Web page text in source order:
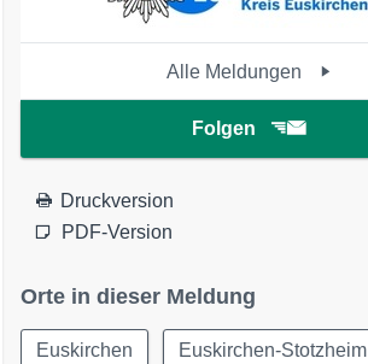
Alle Meldungen
Folgen
Druckversion
PDF-Version
Orte in dieser Meldung
Euskirchen Euskirchen-Stotzheim